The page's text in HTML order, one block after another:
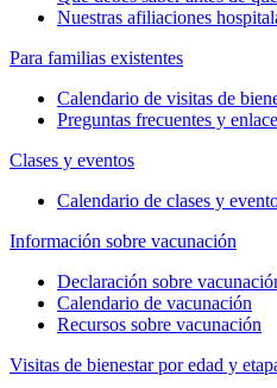
Nuestras afiliaciones
Para familias existentes
Calendario de visitas de
Preguntas frecuentes y
Clases y eventos
Calendario de clases y
Información sobre vacunación
Declaración sobre
Calendario de vacunación
Recursos sobre vacunación
Visitas de bienestar por edad y